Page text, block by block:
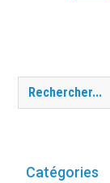
Catégories